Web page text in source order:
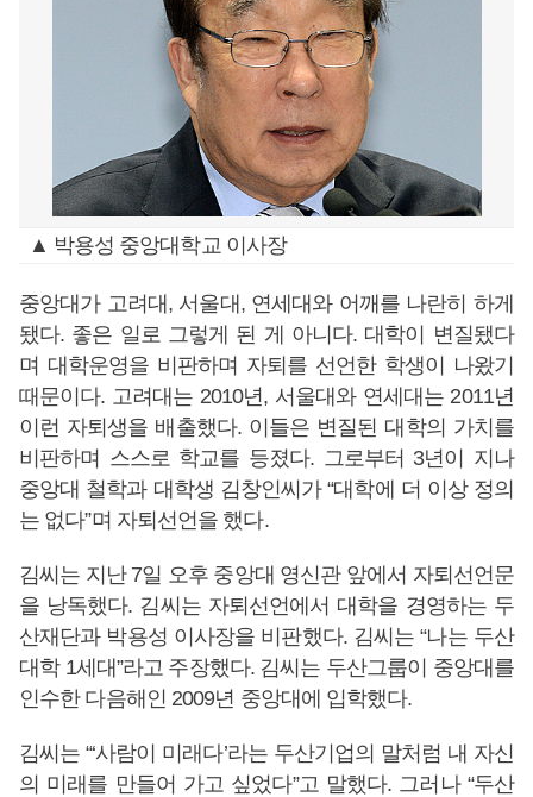
▲ 박용성 중앙대학교 이사장
중앙대가 고려대, 서울대, 연세대와 어깨를 나란히 하게
됐다. 좋은 일로 그렇게 된 게 아니다. 대학이 변질됐다
며 대학운영을 비판하며 자퇴를 선언한 학생이 나왔기
때문이다. 고려대는 2010년, 서울대와 연세대는 2011년
이런 자퇴생을 배출했다. 이들은 변질된 대학의 가치를
비판하며 스스로 학교를 등졌다. 그로부터 3년이 지나
중앙대 철학과 대학생 김창인씨가 “대학에 더 이상 정의
는 없다”며 자퇴선언을 했다.
김씨는 지난 7일 오후 중앙대 영신관 앞에서 자퇴선언문
을 낭독했다. 김씨는 자퇴선언에서 대학을 경영하는 두
산재단과 박용성 이사장을 비판했다. 김씨는 “나는 두산
대학 1세대”라고 주장했다. 김씨는 두산그룹이 중앙대를
인수한 다음해인 2009년 중앙대에 입학했다.
김씨는 “‘사람이 미래다’라는 두산기업의 말처럼 내 자신
의 미래를 만들어 가고 싶었다”고 말했다. 그러나 “두산